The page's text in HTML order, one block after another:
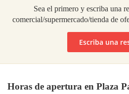
Sea el primero y escriba una
comercial/supermercado/tienda de
Escriba una
Horas de apertura en Plaza